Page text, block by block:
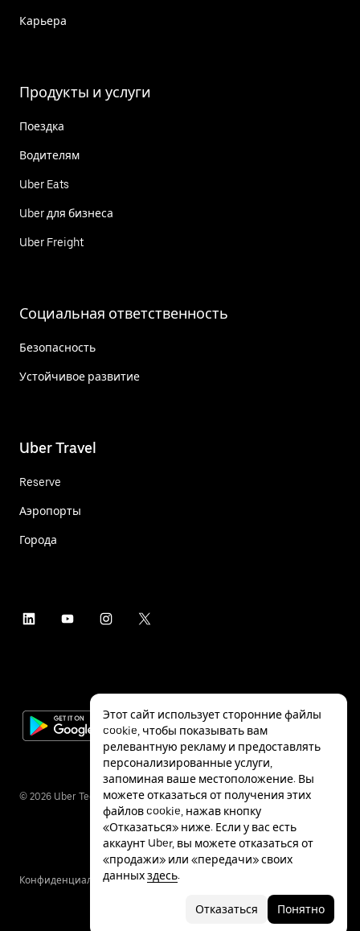
Карьера
Продукты и услуги
Поездка
Водителям
Uber Eats
Uber для бизнеса
Uber Freight
Социальная ответственность
Безопасность
Устойчивое развитие
Uber Travel
Reserve
Аэропорты
Города
© 2026 Uber Technologies Inc.
КонфиденциальностьСпециальные
Этот сайт использует сторонние файлы
cookie, чтобы показывать вам
релевантную рекламу и предоставлять
персонализированные услуги,
запоминая ваше местоположение. Вы
можете отказаться от получения этих
файлов cookie, нажав кнопку
«Отказаться» ниже. Если у вас есть
аккаунт Uber, вы можете отказаться от
«продажи» или «передачи» своих
данныхздесь.
Отказаться Понятно